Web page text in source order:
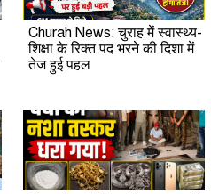
Churah News: चुराह में स्वास्थ्य-
शिक्षा के रिक्त पद भरने की दिशा में
तेज हुई पहल